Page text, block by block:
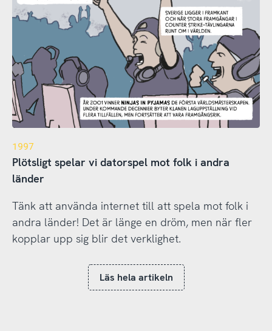
1997
Plötsligt spelar vi datorspel mot folk i andra
länder
Tänk att använda internet till att spela mot folk i
andra länder! Det är länge en dröm, men när fler
kopplar upp sig blir det verklighet.
Läs hela artikeln